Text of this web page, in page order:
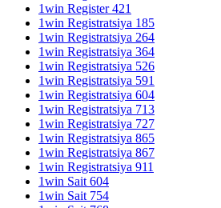
1win Register 421
1win Registratsiya 185
1win Registratsiya 264
1win Registratsiya 364
1win Registratsiya 526
1win Registratsiya 591
1win Registratsiya 604
1win Registratsiya 713
1win Registratsiya 727
1win Registratsiya 865
1win Registratsiya 867
1win Registratsiya 911
1win Sait 604
1win Sait 754